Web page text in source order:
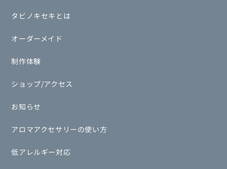
タビノキセキとは
オーダーメイド
制作体験
ショップ/アクセス
お知らせ
アロマアクセサリーの使い方
低アレルギー対応